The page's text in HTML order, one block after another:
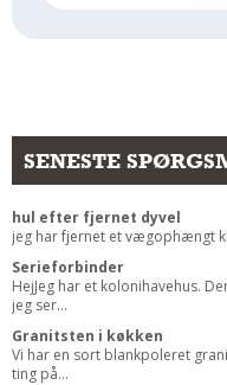
SENESTE
hul efter fjernet dyvel
jeg har fjernet et vægophængt
Serieforbinder
HejJeg har et kolonihavehus.
jeg ser...
Granitsten i køkken
Vi har en sort blankpoleret
ting på...